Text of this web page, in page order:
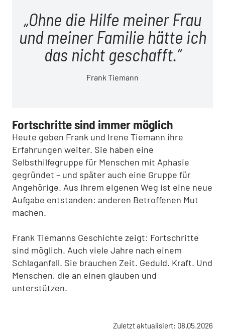
Ohne die Hilfe meiner Frau
und meiner Familie hätte ich
das nicht geschafft.
Frank Tiemann
Fortschritte sind immer möglich
Heute geben Frank und Irene Tiemann ihre
Erfahrungen weiter. Sie haben eine
Selbsthilfegruppe für Menschen mit Aphasie
gegründet – und später auch eine Gruppe für
Angehörige. Aus ihrem eigenen Weg ist eine neue
Aufgabe entstanden: anderen Betroffenen Mut
machen.
Frank Tiemanns Geschichte zeigt: Fortschritte
sind möglich. Auch viele Jahre nach einem
Schlaganfall. Sie brauchen Zeit. Geduld. Kraft. Und
Menschen, die an einen glauben und
unterstützen.
Zuletzt aktualisiert: 08.05.2026